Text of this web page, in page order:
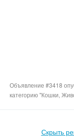
Объявление #3418
категорию "Кошки,
Скрыть